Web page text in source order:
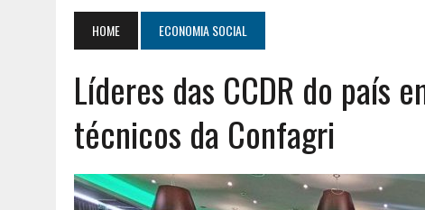
JULHO 26, 2026 | UM MARCO QUE REDEFINE O COOPERATIVISMO GLOBAL
AGOSTO 6, 2026
UM ENTRE MUITOS
HOME ECONOMIA SOCIAL
Líderes das CCDR do país
técnicos da Confagri